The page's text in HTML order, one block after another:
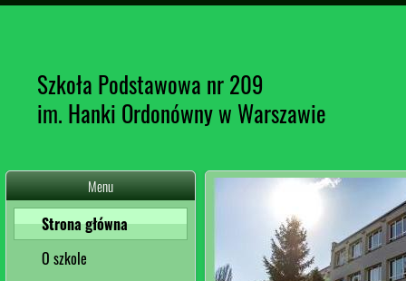
Szkoła Podstawowa nr 209
im. Hanki Ordonówny w Warszawie
Menu
Strona główna
O szkole